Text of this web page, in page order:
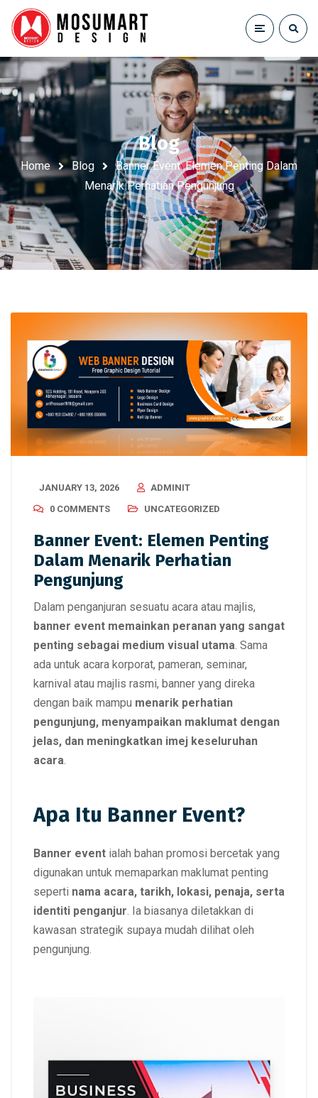
Blog
Home Blog
Banner Event: Elemen Penting Dalam
Menarik Perhatian Pengunjung
JANUARY 13, 2026
ADMINIT
0 COMMENTS
UNCATEGORIZED
Banner Event: Elemen Penting
Dalam Menarik Perhatian
Pengunjung
Dalam penganjuran sesuatu acara atau majlis,
banner event memainkan peranan yang sangat
penting sebagai medium visual utama. Sama
ada untuk acara korporat, pameran, seminar,
karnival atau majlis rasmi, banner yang direka
dengan baik mampu menarik perhatian
pengunjung, menyampaikan maklumat dengan
jelas, dan meningkatkan imej keseluruhan
acara.
Apa Itu Banner Event?
Banner event ialah bahan promosi bercetak yang
digunakan untuk memaparkan maklumat penting
seperti nama acara, tarikh, lokasi, penaja, serta
identiti penganjur . Ia biasanya diletakkan di
kawasan strategik supaya mudah dilihat oleh
pengunjung.